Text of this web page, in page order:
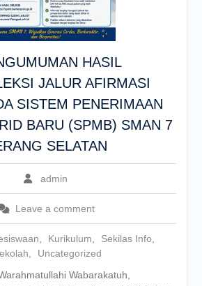
HASIL
JALUR AFIRMASI
SISTEM PENERIMAAN
BARU (SPMB) SMAN 7
SELATAN
admin
Leave a comment
Kurikulum Sekilas Info
Uncategorized
Wabarakatuh,